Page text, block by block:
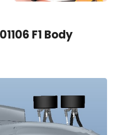
F1 Body